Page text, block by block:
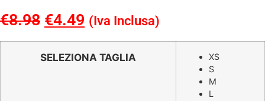
€8.98 Il
prezzo
originale
€4.49 Il
prezzo
attuale
(Iva Inclusa)
SELEZIONA TAGLIA
XS
S
M
L